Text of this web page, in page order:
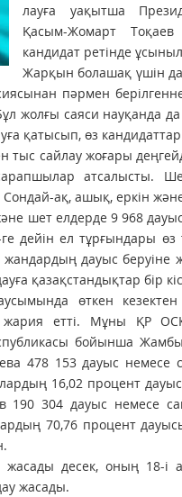
лауға уақытша
Қасым-Жомарт
кандидат ретінде
Жарқын болашақ үшін
пәрмен
жолғы саяси науқанда да
қатысып, өз
сайлау жоғары
атсалысты.
ақ, ашық, еркін және
шет елдерде 9 968
дейін ел тұрғындары
жандардың дауыс беруіне
қазақстандықтар бір
өткен кезектен
жария етті. Мұны ҚР
бойынша
478 153 дауыс немесе
16,02 процент
190 304 дауыс немесе
70,76 процент
десек, оның 18-і
жасады.